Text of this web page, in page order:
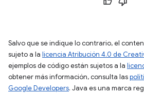
Salvo que se indique lo contrario, el
sujeto a la licencia Atribución 4.0 de
ejemplos de código están sujetos a la
obtener más información, consulta las
Google Developers. Java es una marca